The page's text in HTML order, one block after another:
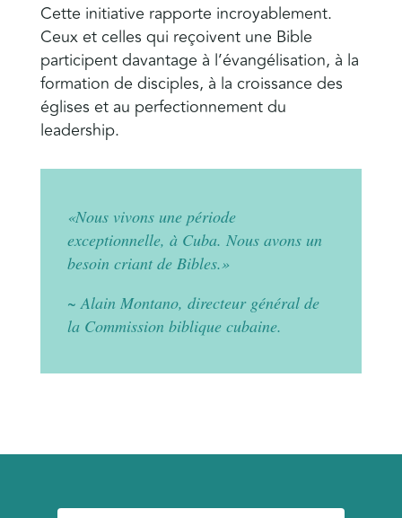
Cette initiative rapporte incroyablement.
Ceux et celles qui reçoivent une Bible
participent davantage à l’évangélisation, à la
formation de disciples, à la croissance des
églises et au perfectionnement du
leadership.
«Nous vivons une période
exceptionnelle, à Cuba. Nous avons un
besoin criant de Bibles.»
~ Alain Montano, directeur général de
la Commission biblique cubaine.